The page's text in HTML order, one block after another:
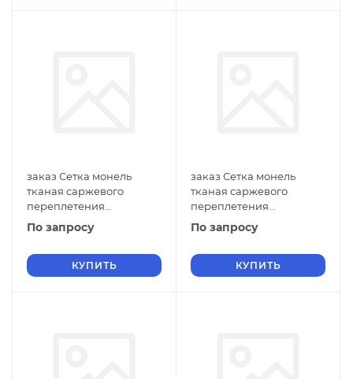
заказ Сетка монель
тканая саржевого
переплетения
двусторонняя
фильтровая 1х0,18 мм
ячейки
По запросу
КУПИТЬ
заказ Сетка монель
тканая саржевого
переплетения
двусторонняя
фильтровая 1х0,16 мм
ячейки
По запросу
КУПИТЬ